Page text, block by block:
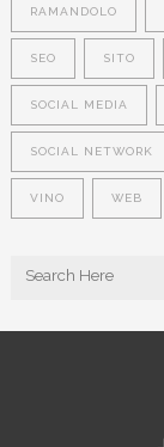
RAMANDOLO
SEO SITO
SOCIAL MEDIA
SOCIAL NETWORK
VINO WEB